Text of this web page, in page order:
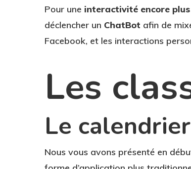
Pour une interactivité encore
déclencher un ChatBot afin de
Facebook, et les interactions
Les
Le
Nous vous avons présenté en